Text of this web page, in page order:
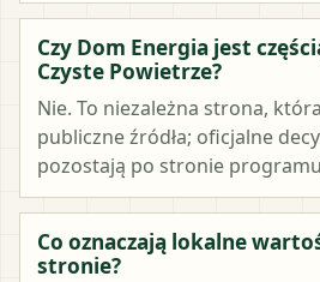
Czy Dom Energia jest
Czyste Powietrze?
Nie. To niezależna strona,
publiczne źródła; oficjalne
pozostają po stronie
Co oznaczają lokalne
stronie?